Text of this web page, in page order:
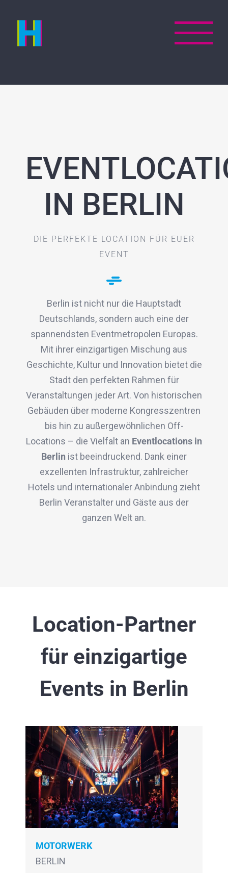
Inhalt
springen
IN BERLIN
DIE PERFEKTE LOCATION FÜR EUER
EVENT
Berlin ist nicht nur die Hauptstadt
Deutschlands, sondern auch eine der
spannendsten Eventmetropolen Europas.
Mit ihrer einzigartigen Mischung aus
Geschichte, Kultur und Innovation bietet die
Stadt den perfekten Rahmen für
Veranstaltungen jeder Art. Von historischen
Gebäuden über moderne Kongresszentren
bis hin zu außergewöhnlichen Off-
Locations – die Vielfalt an Eventlocations in
Berlin ist beeindruckend. Dank einer
exzellenten Infrastruktur, zahlreicher
Hotels und internationaler Anbindung zieht
Berlin Veranstalter und Gäste aus der
ganzen Welt an.
Location-Partner
für einzigartige
Events in Berlin
MOTORWERK
BERLIN